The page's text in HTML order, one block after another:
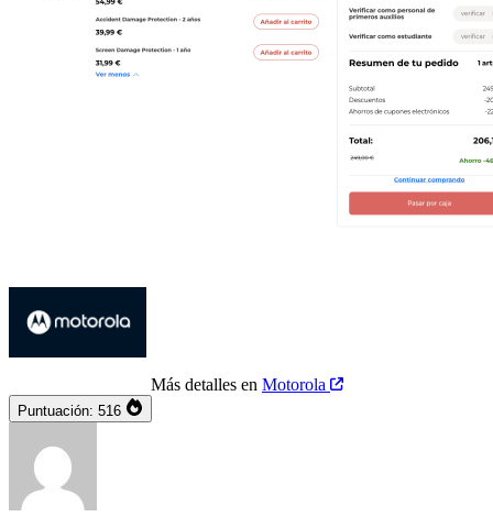
Más detalles en Motorola
Puntuación: 516